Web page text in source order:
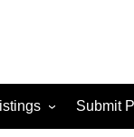
Submit